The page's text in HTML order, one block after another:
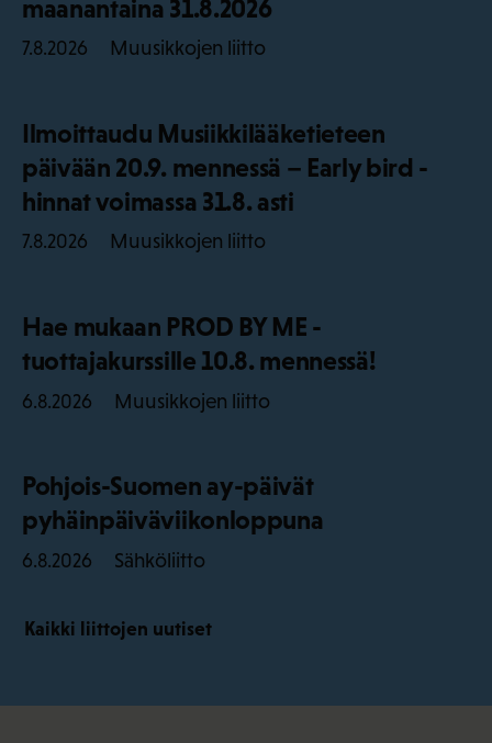
maanantaina 31.8.2026
7.8.2026 Muusikkojen liitto
Ilmoittaudu Musiikkilääketieteen
päivään 20.9. mennessä – Early bird -
hinnat voimassa 31.8. asti
7.8.2026 Muusikkojen liitto
Hae mukaan PROD BY ME -
tuottajakurssille 10.8. mennessä!
6.8.2026 Muusikkojen liitto
Pohjois-Suomen ay-päivät
pyhäinpäiväviikonloppuna
6.8.2026 Sähköliitto
Kaikki liittojen uutiset